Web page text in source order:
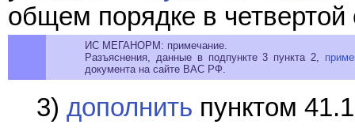
общем порядке в
ИС МЕГАНОРМ: примечание.
Разъяснения, данные в подпункте 3 пункта 2,
документа на сайте ВАС РФ.
3) дополнить пунктом